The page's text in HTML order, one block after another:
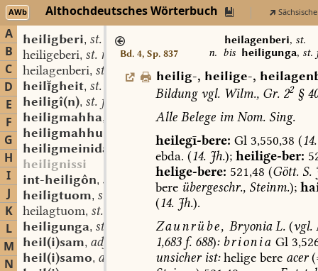
AWb Althochdeutsches Wörterbuch
A
B
C
D
E
F
G
H
I
J
K
L
M
N
heiligberi, st. n.
heiligeberi, st. n.
heilagenberi, st. n.
heilgheit, st. f.
heiligî(n), st. f.
heiligmahha,
heiligmahhunga
heiligmeinida
heilignissi
int-heiligôn, sw. v.
heiligtuom, st. n. (u. m.?)
heilagtuom, st. n. (u. m.?)
heiligunga, st. f.
heil(i)sam, adj.
heil(i)samo, adv.
Bd. 4, Sp. 837
heilagenberi, st.
n. bis heiligunga, st.
heilig-, heilige-,
Bildungvgl. Wilm.,Gr.22§
AlleBelegeimNom.Sing.
heilegī-bere: Gl3,550,38 (14.
ebda. (14.Jh.); heilige-ber:
helige-bere: 521,48 (Gött.S.
bere übergeschr.,Steinm.);
(14.Jh.).
Zaunrübe, BryoniaL.(vgl.
1,683f. 688): brionia Gl
unsicherist:helige bere acer